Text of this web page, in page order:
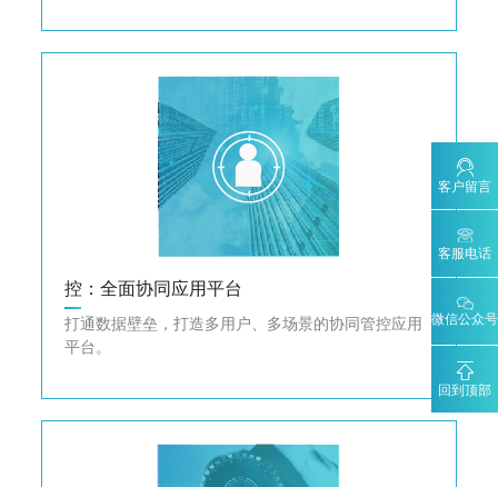
客户留言
客服电话
微信公众号
回到顶部
控：全面协同应用平台
打通数据壁垒，打造多用户、多场景的协同管控应用
平台。